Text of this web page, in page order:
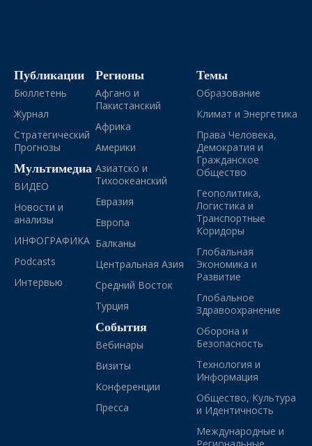
Публикации
Бюллетень
Журнал
Стратегический
Прогнозы
Мультимедиа
ВИДЕО
Новости и
анализы
ИНФОГРАФИКА
Podcasts
Интервью
Регионы
Афгано и
Пакистанский
Африка
Америки
Азиатско и
Тихоокеанский
Евразия
Европа
Балканы
Центральная Азия
Средний Восток
Турция
События
Вебинары
Визиты
Конференции
Пресса
Темы
Образование
Климат и Энергетика
Права Человека,
Демократия и
Гражданское
Общество
Геополитика,
Логистика и
Транспортные
Коридоры
Глобальная
Экономика и
Развитие
Глобальное
Здравоохранение
Оборона и
Безопасность
Технология и
Информация
Общество, Культура
и Идентичность
Международные и